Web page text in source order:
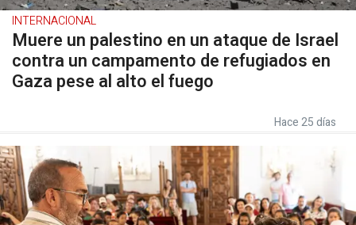
INTERNACIONAL
Muere un palestino en un ataque de Israel
contra un campamento de refugiados en
Gaza pese al alto el fuego
Hace 25 días